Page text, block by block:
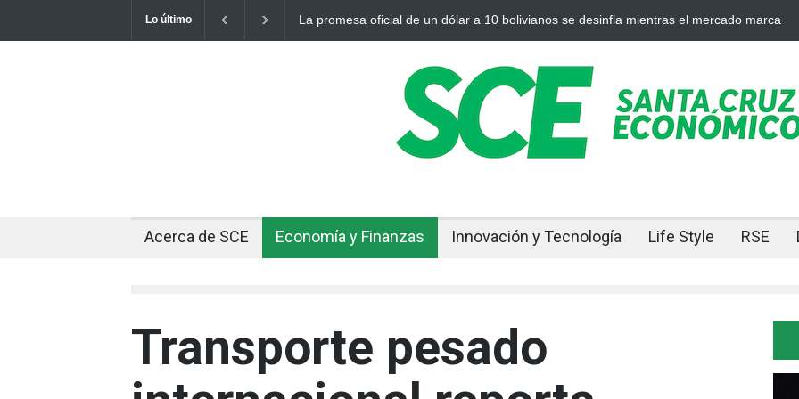
Lo último
La promesa oficial de un dólar a 10 bolivianos se desinfla mientras el mercado marca
Cuando el
Acerca de SCE Economía y Finanzas Innovación y Tecnología Life Style RSE
Transporte pesado